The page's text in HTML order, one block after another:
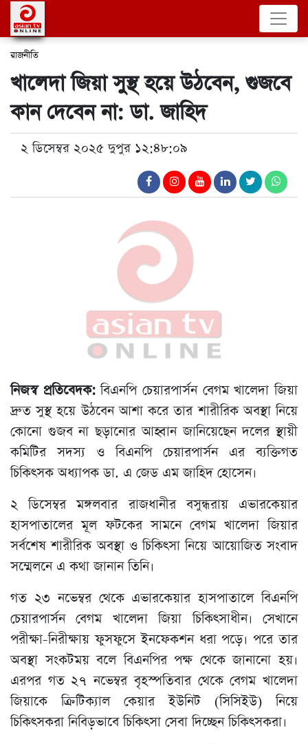
রাজনীতি
খালেদা জিয়া সুস্থ হয়ে উঠবেন, গুজবে
কান দেবেন না: ডা. জাহিদ
২ ডিসেম্বর ২০২৫ দুপুর ১২:৪৮:০৯
নিজস্ব প্রতিবেদক:বিএনপি চেয়ারপার্সন বেগম খালেদা জিয়া
দ্রুত সুস্থ হয়ে উঠবেন আশা করে তার শারীরিক অবস্থা নিয়ে
কোনো গুজব না ছড়ানোর আহ্বান জানিয়েছেন দলের স্থায়ী
কমিটির সদস্য ও বিএনপি চেয়ারপার্সন এর ব্যক্তিগত
চিকিৎসক অধ্যাপক ডা. এ জেড এম জাহিদ হোসেন।
২ ডিসেম্বর মঙ্গলবার রাজধানীর বসুন্ধরায় এভারকেয়ার
হাসপাতালের মূল ফটকের সামনে বেগম খালেদা জিয়ার
সর্বশেষ শারীরিক অবস্থা ও চিকিৎসা নিয়ে আয়োজিত সংবাদ
সম্মেলনে এ কথা জানান তিনি।
গত ২৩ নভেম্বর থেকে এভারকেয়ার হাসপাতালে বিএনপি
চেয়ারপার্সন বেগম খালেদা জিয়া চিকিৎসাধীন। সেখানে
পরীক্ষা-নিরীক্ষায় ফুসফুসে ইনফেকশন ধরা পড়ে। পরে তার
অবস্থা সংকটময় বলে বিএনপির পক্ষ থেকে জানানো হয়।
এরপর গত ২৭ নভেম্বর বৃহস্পতিবার থেকে বেগম খালেদা
জিয়াকে ক্রিটিক্যাল কেয়ার ইউনিট (সিসিইউ) নিয়ে
চিকিৎসকরা নিবিড়ভাবে চিকিৎসা সেবা দিচ্ছেন চিকিৎসকরা।